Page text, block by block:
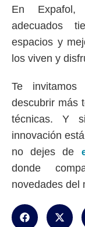
En Expafol ,
adecuados
espacios y
los viven y
Te
descubrir más
técnicas. Y
innovación
no dejes de
donde
novedades del